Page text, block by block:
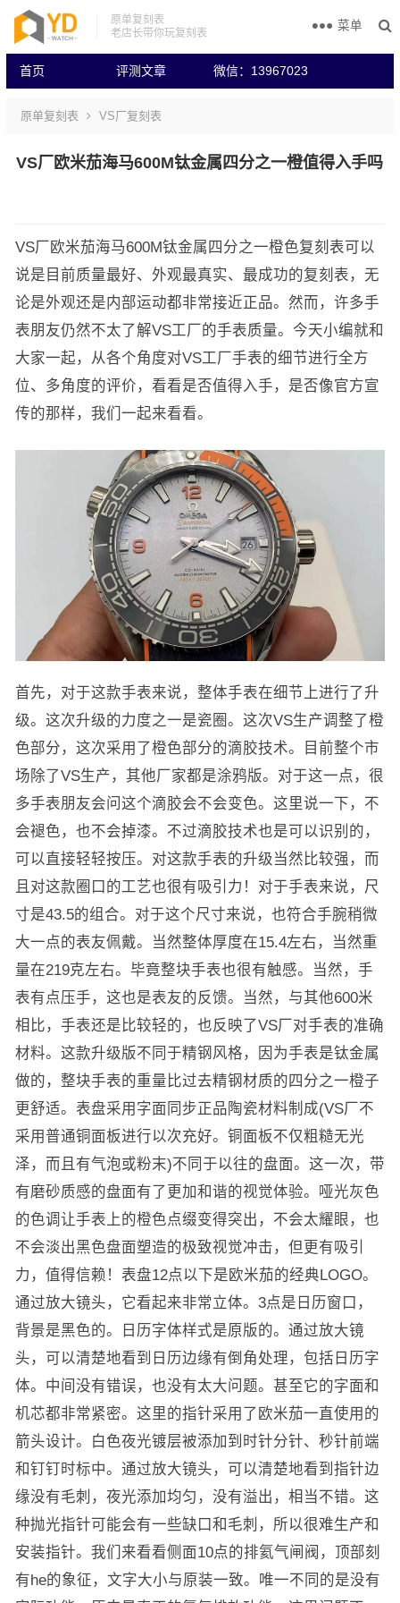
原单复刻表
老店长带你玩复刻表
首页 评测文章 微信：13967023
菜单
原单复刻表 VS厂复刻表
VS厂欧米茄海马600M钛金属四分之一橙值得入手吗
VS厂欧米茄海马600M钛金属四分之一橙色复刻表可以
说是目前质量最好、外观最真实、最成功的复刻表，无
论是外观还是内部运动都非常接近正品。然而，许多手
表朋友仍然不太了解VS工厂的手表质量。今天小编就和
大家一起，从各个角度对VS工厂手表的细节进行全方
位、多角度的评价，看看是否值得入手，是否像官方宣
传的那样，我们一起来看看。
首先，对于这款手表来说，整体手表在细节上进行了升
级。这次升级的力度之一是瓷圈。这次VS生产调整了橙
色部分，这次采用了橙色部分的滴胶技术。目前整个市
场除了VS生产，其他厂家都是涂鸦版。对于这一点，很
多手表朋友会问这个滴胶会不会变色。这里说一下，不
会褪色，也不会掉漆。不过滴胶技术也是可以识别的，
可以直接轻轻按压。对这款手表的升级当然比较强，而
且对这款圈口的工艺也很有吸引力！对于手表来说，尺
寸是43.5的组合。对于这个尺寸来说，也符合手腕稍微
大一点的表友佩戴。当然整体厚度在15.4左右，当然重
量在219克左右。毕竟整块手表也很有触感。当然，手
表有点压手，这也是表友的反馈。当然，与其他600米
相比，手表还是比较轻的，也反映了VS厂对手表的准确
材料。这款升级版不同于精钢风格，因为手表是钛金属
做的，整块手表的重量比过去精钢材质的四分之一橙子
更舒适。表盘采用字面同步正品陶瓷材料制成(VS厂不
采用普通铜面板进行以次充好。铜面板不仅粗糙无光
泽，而且有气泡或粉末)不同于以往的盘面。这一次，带
有磨砂质感的盘面有了更加和谐的视觉体验。哑光灰色
的色调让手表上的橙色点缀变得突出，不会太耀眼，也
不会淡出黑色盘面塑造的极致视觉冲击，但更有吸引
力，值得信赖！表盘12点以下是欧米茄的经典LOGO。
通过放大镜头，它看起来非常立体。3点是日历窗口，
背景是黑色的。日历字体样式是原版的。通过放大镜
头，可以清楚地看到日历边缘有倒角处理，包括日历字
体。中间没有错误，也没有太大问题。甚至它的字面和
机芯都非常紧密。这里的指针采用了欧米茄一直使用的
箭头设计。白色夜光镀层被添加到时针分针、秒针前端
和钉钉时标中。通过放大镜头，可以清楚地看到指针边
缘没有毛刺，夜光添加均匀，没有溢出，相当不错。这
种抛光指针可能会有一些缺口和毛刺，所以很难生产和
安装指针。我们来看看侧面10点的排氦气闸阀，顶部刻
有he的象征，文字大小与原装一致。唯一不同的是没有